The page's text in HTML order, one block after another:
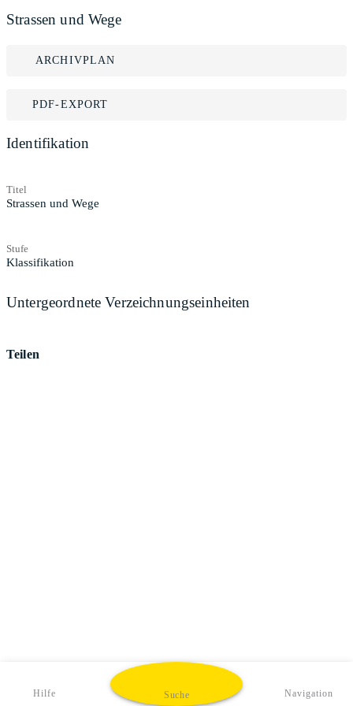
Strassen und Wege
ARCHIVPLAN
PDF-EXPORT
Identifikation
Titel
Strassen und Wege
Stufe
Klassifikation
Untergeordnete Verzeichnungseinheiten
Teilen
Hilfe Suche Navigation